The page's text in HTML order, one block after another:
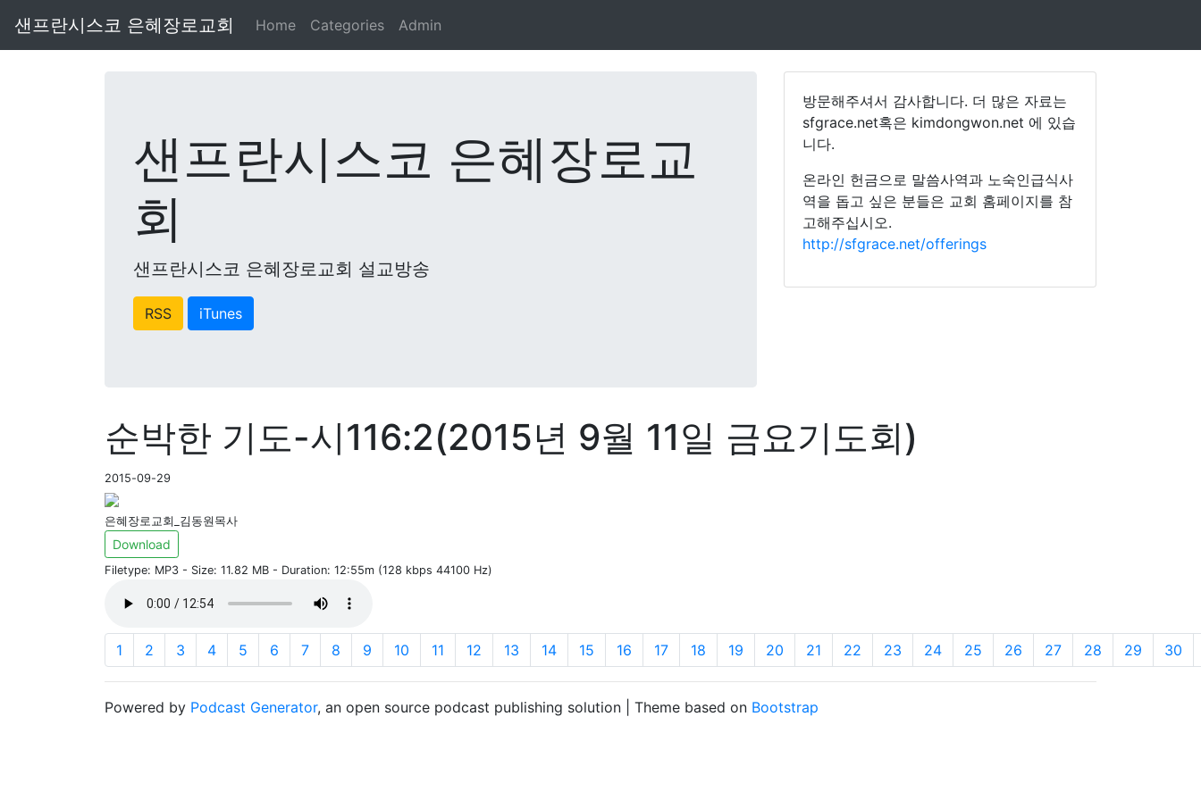
샌프란시스코 은혜장로교회 Home Categories Admin
샌프란시스코 은혜장로교
회
샌프란시스코 은혜장로교회 설교방송
RSS iTunes
방문해주셔서 감사합니다. 더 많은 자료는
sfgrace.net혹은 kimdongwon.net 에 있습
니다.
온라인 헌금으로 말씀사역과 노숙인급식사
역을 돕고 싶은 분들은 교회 홈페이지를 참
고해주십시오.
http://sfgrace.net/offerings
순박한 기도-시116:2(2015년 9월 11일 금요기도회)
2015-09-29
은혜장로교회_김동원목사
Download
Filetype: MP3 - Size: 11.82 MB - Duration: 12:55m (128 kbps 44100 Hz)
1 2 3 4 5 6 7 8 9 10 11 12 13 14 15 16 17 18 19 20 21 22 23 24 25 26 27 28 29 30
Powered by Podcast Generator, an open source podcast publishing solution | Theme based on Bootstrap